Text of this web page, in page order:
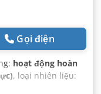
Gọi điện
hoạt động hoàn
, loại nhiên liệu:
hành: